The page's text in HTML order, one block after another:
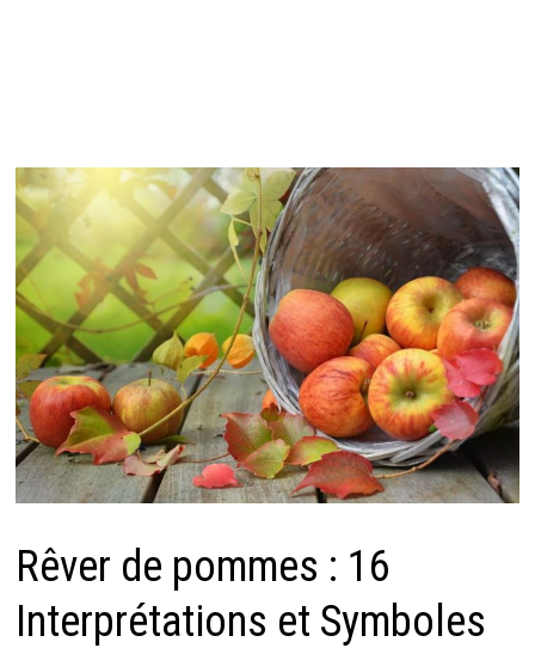
Rêver de pommes : 16
Interprétations et Symboles